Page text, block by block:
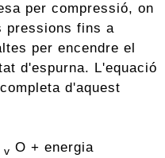
per compressió, on
pressions fins a
per encendre el
d'espurna. L'equació
d'aquest
v O + energia